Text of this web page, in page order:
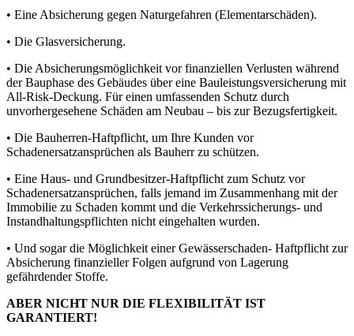
• Eine Absicherung gegen Naturgefahren (Elementarschäden).
• Die Glasversicherung.
• Die Absicherungsmöglichkeit vor finanziellen Verlusten während
der Bauphase des Gebäudes über eine Bauleistungsversicherung mit
All-Risk-Deckung. Für einen umfassenden Schutz durch
unvorhergesehene Schäden am Neubau – bis zur Bezugsfertigkeit.
• Die Bauherren-Haftpflicht, um Ihre Kunden vor
Schadenersatzansprüchen als Bauherr zu schützen.
• Eine Haus- und Grundbesitzer-Haftpflicht zum Schutz vor
Schadenersatzansprüchen, falls jemand im Zusammenhang mit der
Immobilie zu Schaden kommt und die Verkehrssicherungs- und
Instandhaltungspflichten nicht eingehalten wurden.
• Und sogar die Möglichkeit einer Gewässerschaden- Haftpflicht zur
Absicherung finanzieller Folgen aufgrund von Lagerung
gefährdender Stoffe.
ABER NICHT NUR DIE FLEXIBILITÄT IST
GARANTIERT!